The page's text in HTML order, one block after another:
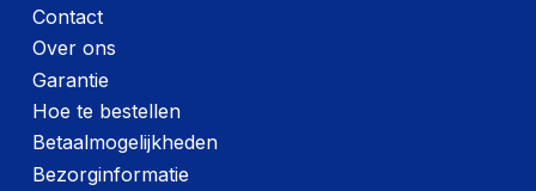
Contact
Over ons
Garantie
Hoe te bestellen
Betaalmogelijkheden
Bezorginformatie